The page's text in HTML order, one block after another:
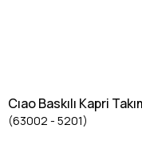
Cıao Baskılı Kapri
(63002 - 5201)